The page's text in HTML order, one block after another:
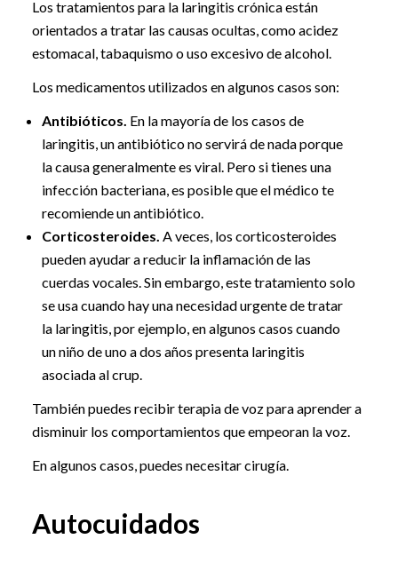
Los tratamientos para la laringitis crónica están
orientados a tratar las causas ocultas, como acidez
estomacal, tabaquismo o uso excesivo de alcohol.
Los medicamentos utilizados en algunos casos son:
Antibióticos. En la mayoría de los casos de
laringitis, un antibiótico no servirá de nada porque
la causa generalmente es viral. Pero si tienes una
infección bacteriana, es posible que el médico te
recomiende un antibiótico.
Corticosteroides. A veces, los corticosteroides
pueden ayudar a reducir la inflamación de las
cuerdas vocales. Sin embargo, este tratamiento solo
se usa cuando hay una necesidad urgente de tratar
la laringitis, por ejemplo, en algunos casos cuando
un niño de uno a dos años presenta laringitis
asociada al crup.
También puedes recibir terapia de voz para aprender a
disminuir los comportamientos que empeoran la voz.
En algunos casos, puedes necesitar cirugía.
Autocuidados